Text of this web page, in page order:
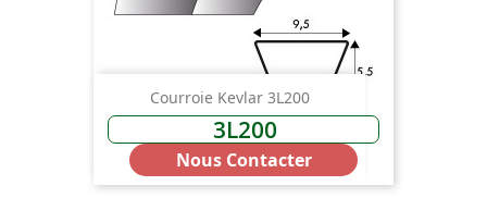
Courroie Kevlar 3L200
3L200
Nous Contacter